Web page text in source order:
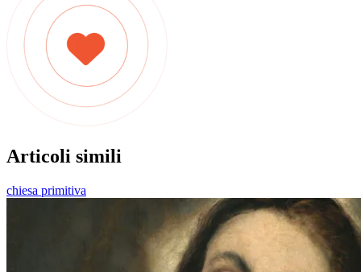
Articoli simili
chiesa primitiva